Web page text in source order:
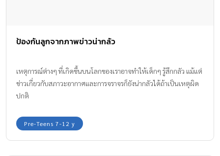
ป้องกันลูกจากภาพข่าวน่ากลัว
เหตุการณ์ต่างๆ ที่เกิดขึ้นบนโลกของเราอาจทำให้เด็กๆ รู้สึกกลัว แม้แต่
ข่าวเกี่ยวกับสภาวะอากาศและการจราจรก็ยังน่ากลัวได้ถ้าเป็นเหตุผิด
ปกติ
Pre-Teens 7-12 y